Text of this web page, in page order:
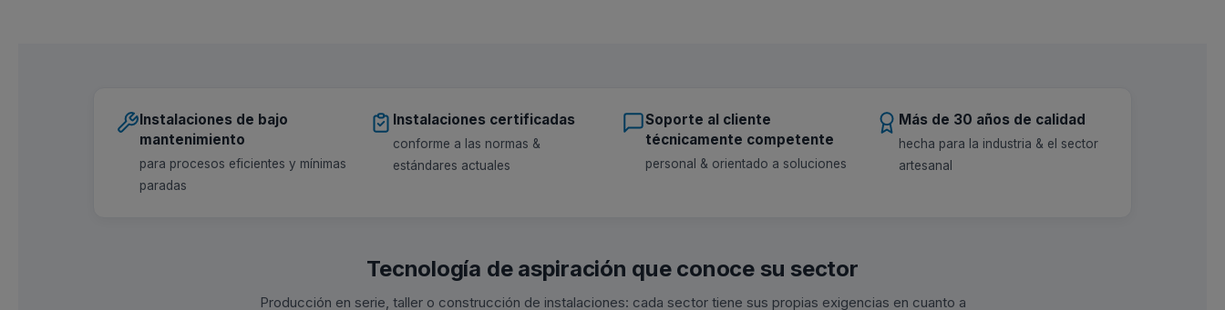
Instalaciones de bajo
mantenimiento
para procesos eficientes y mínimas
paradas
Instalaciones certificadas
conforme a las normas &
estándares actuales
Soporte al cliente
técnicamente competente
personal & orientado a soluciones
Más de 30 años de calidad
hecha para la industria & el sector
artesanal
Tecnología de aspiración que conoce su sector
Producción en serie, taller o construcción de instalaciones: cada sector tiene sus propias exigencias en cuanto a